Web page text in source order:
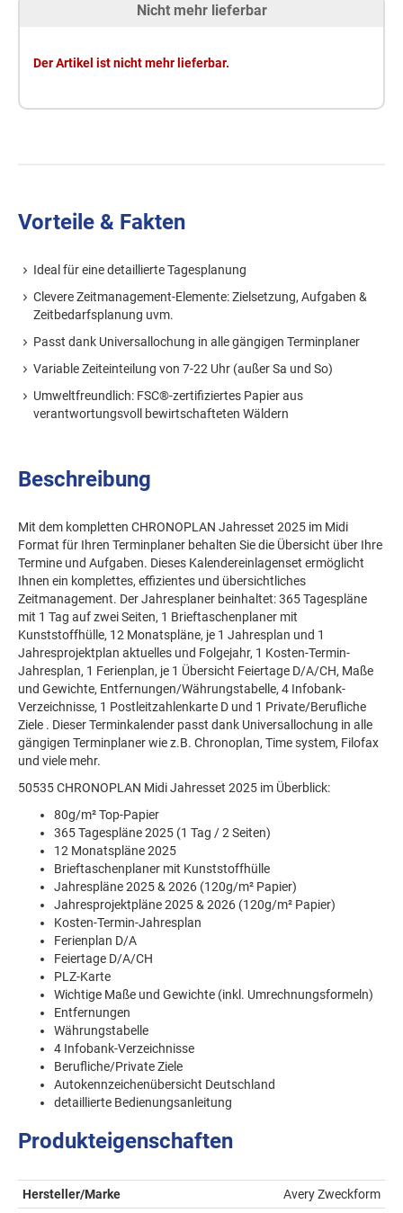
Nicht mehr lieferbar
Der Artikel ist nicht mehr lieferbar.
Vorteile & Fakten
Ideal für eine detaillierte Tagesplanung
Clevere Zeitmanagement-Elemente: Zielsetzung, Aufgaben &
Zeitbedarfsplanung uvm.
Passt dank Universallochung in alle gängigen Terminplaner
Variable Zeiteinteilung von 7-22 Uhr (außer Sa und So)
Umweltfreundlich: FSC®-zertifiziertes Papier aus
verantwortungsvoll bewirtschafteten Wäldern
Beschreibung
Mit dem kompletten CHRONOPLAN Jahresset 2025 im Midi
Format für Ihren Terminplaner behalten Sie die Übersicht über Ihre
Termine und Aufgaben. Dieses Kalendereinlagenset ermöglicht
Ihnen ein komplettes, effizientes und übersichtliches
Zeitmanagement. Der Jahresplaner beinhaltet: 365 Tagespläne
mit 1 Tag auf zwei Seiten, 1 Brieftaschenplaner mit
Kunststoffhülle, 12 Monatspläne, je 1 Jahresplan und 1
Jahresprojektplan aktuelles und Folgejahr, 1 Kosten-Termin-
Jahresplan, 1 Ferienplan, je 1 Übersicht Feiertage D/A/CH, Maße
und Gewichte, Entfernungen/Währungstabelle, 4 Infobank-
Verzeichnisse, 1 Postleitzahlenkarte D und 1 Private/Berufliche
Ziele . Dieser Terminkalender passt dank Universallochung in alle
gängigen Terminplaner wie z.B. Chronoplan, Time system, Filofax
und viele mehr.
50535 CHRONOPLAN Midi Jahresset 2025 im Überblick:
80g/m² Top-Papier
365 Tagespläne 2025 (1 Tag / 2 Seiten)
12 Monatspläne 2025
Brieftaschenplaner mit Kunststoffhülle
Jahrespläne 2025 & 2026 (120g/m² Papier)
Jahresprojektpläne 2025 & 2026 (120g/m² Papier)
Kosten-Termin-Jahresplan
Ferienplan D/A
Feiertage D/A/CH
PLZ-Karte
Wichtige Maße und Gewichte (inkl. Umrechnungsformeln)
Entfernungen
Währungstabelle
4 Infobank-Verzeichnisse
Berufliche/Private Ziele
Autokennzeichenübersicht Deutschland
detaillierte Bedienungsanleitung
Produkteigenschaften
Hersteller/Marke Avery Zweckform